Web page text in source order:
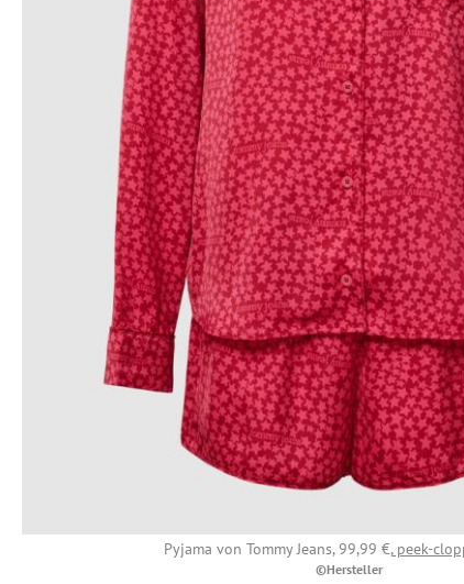
Pyjama von Tommy Jeans, 99,99 €,peek-
©Hersteller